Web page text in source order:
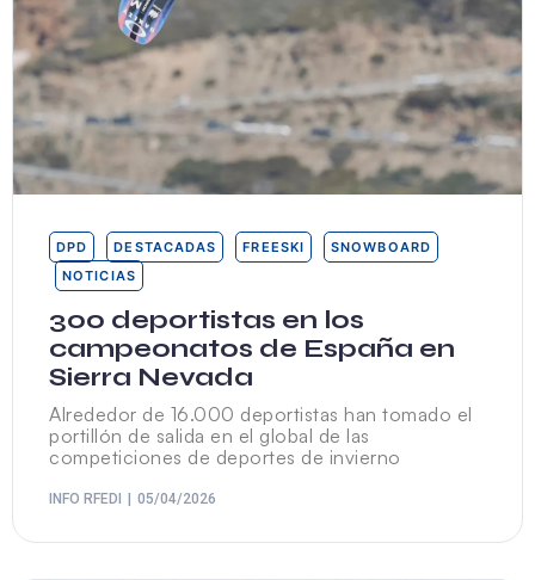
DPD DESTACADAS FREESKI
SNOWBOARD
NOTICIAS
300 deportistas en los
campeonatos de España en
Sierra Nevada
Alrededor de 16.000 deportistas han tomado el
portillón de salida en el global de las
competiciones de deportes de invierno
INFO RFEDI 05/04/2026